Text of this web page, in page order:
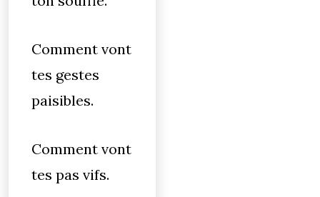
Comment vont
tes gestes
paisibles.
Comment vont
tes pas vifs.